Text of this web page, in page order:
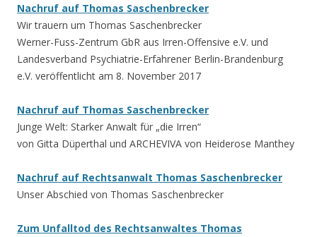
Nachruf auf Thomas Saschenbrecker
Wir trauern um Thomas Saschenbrecker
Werner-Fuss-Zentrum GbR aus Irren-Offensive e.V. und
Landesverband Psychiatrie-Erfahrener Berlin-Brandenburg
e.V. veröffentlicht am 8. November 2017
Nachruf auf Thomas Saschenbrecker
Junge Welt: Starker Anwalt für „die Irren“
von Gitta Düperthal und ARCHEVIVA von Heiderose Manthey
Nachruf auf Rechtsanwalt Thomas Saschenbrecker
Unser Abschied von Thomas Saschenbrecker
Zum Unfalltod des Rechtsanwaltes Thomas